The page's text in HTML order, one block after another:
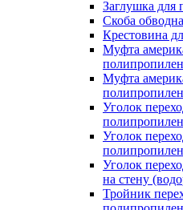
Заглушка для
Скоба
Крестовина
Муфта
Муфта
Уголок
Уголок
Уголок
на стену
Тройник